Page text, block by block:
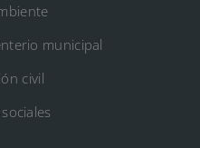
municipal
civil